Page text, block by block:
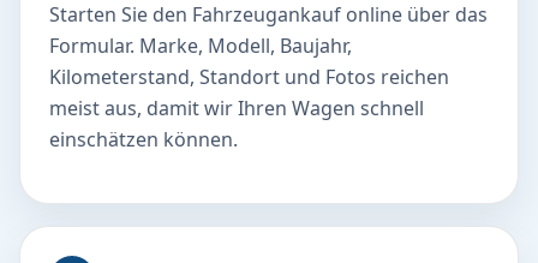
Starten Sie den Fahrzeugankauf online über das
Formular. Marke, Modell, Baujahr,
Kilometerstand, Standort und Fotos reichen
meist aus, damit wir Ihren Wagen schnell
einschätzen können.